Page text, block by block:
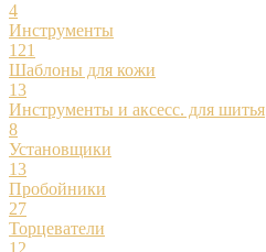
4
Инструменты
121
Шаблоны для кожи
13
Инструменты и аксесс. для шитья
8
Установщики
13
Пробойники
27
Торцеватели
12